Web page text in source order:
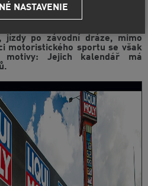
plech než nahou kůži, je
LIQUI MOLY. Dává nahlédnout
jízdy po závodní dráze, mimo
motoristického sportu se však
Jejich kalendář má
NASTAVENIE